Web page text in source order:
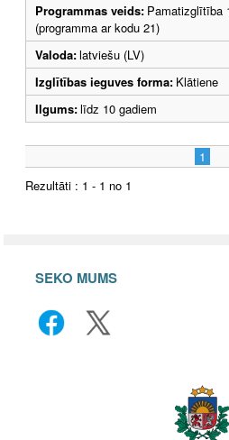
Programmas veids: Pamatizglītība
(programma ar kodu 21)
Valoda:latviešu (LV)
Izglītības ieguves forma: Klātiene
Ilgums:līdz 10 gadiem
1
Rezultāti : 1 - 1 no 1
SEKO MUMS